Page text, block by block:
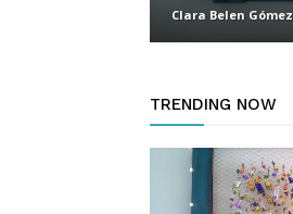
Clara Belen Gómez
TRENDING NOW